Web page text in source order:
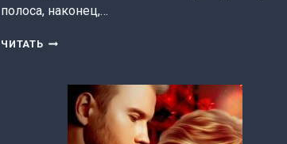
полоса, наконец,…
ЧИТАТЬ ПСИХ
(ЕВГЕНИЯ
САВАС
(ПТИЦА